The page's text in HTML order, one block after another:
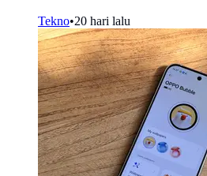
Tekno•20 hari lalu